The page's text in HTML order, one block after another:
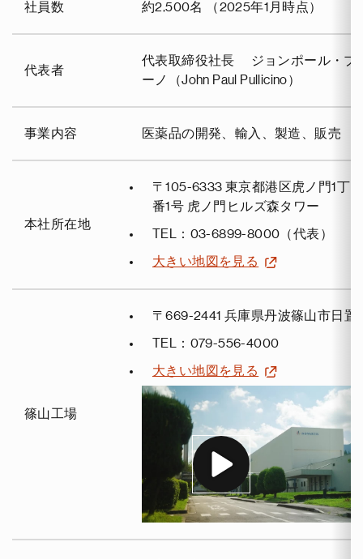
社員数 約2,500名 （2025年1月時点）
代表者
代表取締役社長 ジョンポール・プ
ーノ（John Paul Pullicino）
事業内容 医薬品の開発、輸入、製造、販売
本社所在地
〒105-6333 東京都港区虎ノ門1丁
番1号 虎ノ門ヒルズ森タワー
TEL：03-6899-8000（代表）
大きい地図を見る
篠山工場
〒669-2441 兵庫県丹波篠山市日置
TEL：079-556-4000
大きい地図を見る